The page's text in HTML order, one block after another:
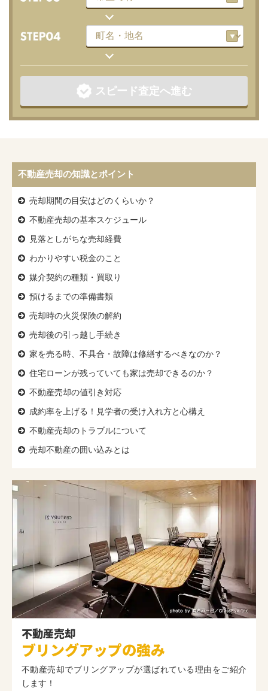
スピード査定へ進む
不動産売却の知識とポイント
売却期間の目安はどのくらいか？
不動産売却の基本スケジュール
見落としがちな売却経費
わかりやすい税金のこと
媒介契約の種類・買取り
預けるまでの準備書類
売却時の火災保険の解約
売却後の引っ越し手続き
家を売る時、不具合・故障は修繕するべきなのか？
住宅ローンが残っていても家は売却できるのか？
不動産売却の値引き対応
成約率を上げる！ 見学者の受け入れ方と心構え
不動産売却のトラブルについて
売却不動産の囲い込みとは
不動産売却
ブリングアップの強み
不動産売却でブリングアップが選ばれている理由をご紹介
します！